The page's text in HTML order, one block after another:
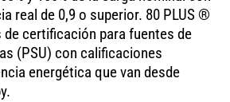
real de 0,9 o superior. 80 PLUS ®
certificación para fuentes de
(PSU) con calificaciones
energética que van desde